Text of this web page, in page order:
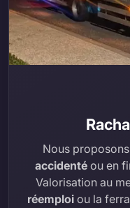
Nous
accidentéou en
Valorisation au
réemploi ou la